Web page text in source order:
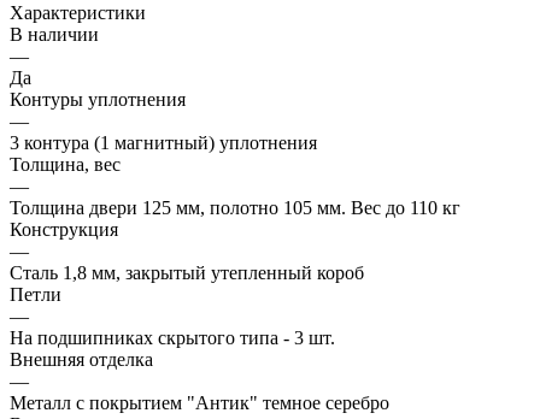
Характеристики
В наличии
—
Да
Контуры уплотнения
—
3 контура (1 магнитный) уплотнения
Толщина, вес
—
Толщина двери 125 мм, полотно 105 мм. Вес до 110 кг
Конструкция
—
Сталь 1,8 мм, закрытый утепленный короб
Петли
—
На подшипниках скрытого типа - 3 шт.
Внешняя отделка
—
Металл с покрытием "Антик" темное серебро